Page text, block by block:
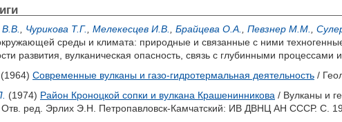
Чурикова Т.Г. Мелекесцев И.В. Брайцева О.А. Певзнер М.М.
среды и климата: природные и связанные с ними
развития, вулканическая опасность, связь с глубинными
(1964) Современные вулканы и газо-гидротермальная деятельность /
(1974) Район Кроноцкой сопки и вулкана Крашенинникова / Вулканы и
ред. Эрлих Э.Н.
Петропавловск-Камчатский: ИВ ДВНЦ АН СССР. С.